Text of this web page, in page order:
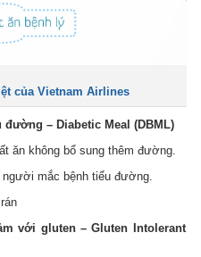
của Vietnam Airlines
– Diabetic Meal (DBML)
ăn không bổ sung thêm đường.
người mắc bệnh tiểu đường.
với gluten – Gluten Intolerant